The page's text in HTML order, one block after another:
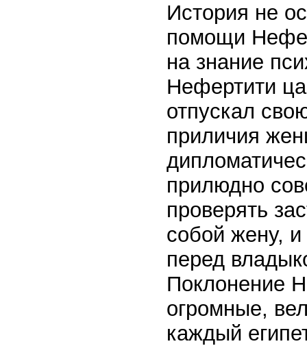
История не
помощи
на знание
Нефертити
отпускал
приличия
прилюдно
проверять
собой жену, и
перед
Поклонение
огромные,
каждый